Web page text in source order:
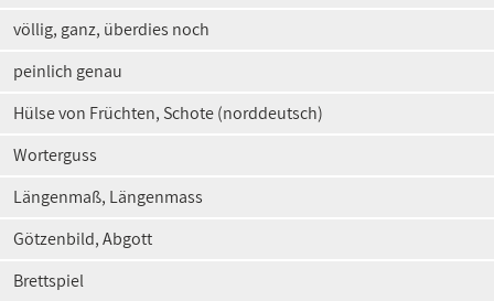
völlig, ganz, überdies noch
peinlich genau
Hülse von Früchten, Schote (norddeutsch)
Worterguss
Längenmaß, Längenmass
Götzenbild, Abgott
Brettspiel